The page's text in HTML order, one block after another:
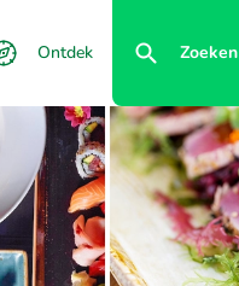
Ontdek Zoeken